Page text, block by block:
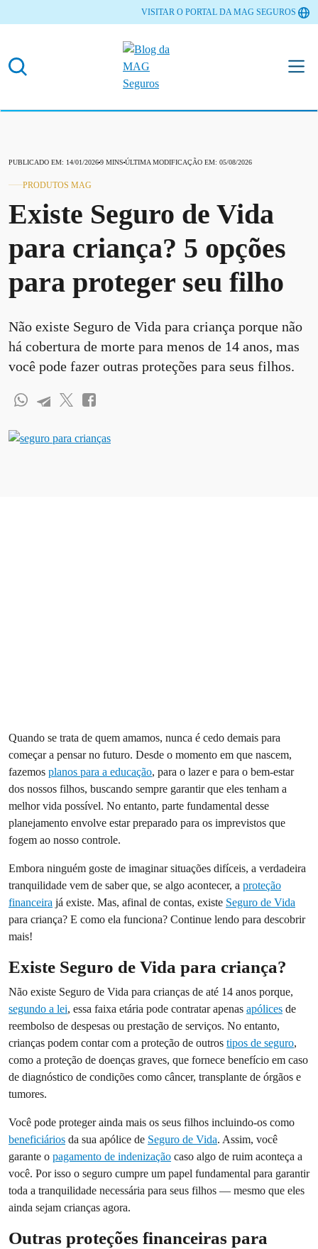
VISITAR O PORTAL DA MAG SEGUROS
PUBLICADO EM: 14/01/20269 MINS ÚLTIMA MODIFICAÇÃO EM: 05/08/2026
PRODUTOS MAG
Existe Seguro de Vida
para criança​? 5 opções
para proteger seu filho
Não existe Seguro de Vida para criança porque não
há cobertura de morte para menos de 14 anos, mas
você pode fazer outras proteções para seus filhos.
Quando se trata de quem amamos, nunca é cedo demais para
começar a pensar no futuro. Desde o momento em que nascem,
fazemos planos para a educação, para o lazer e para o bem-estar
dos nossos filhos, buscando sempre garantir que eles tenham a
melhor vida possível. No entanto, parte fundamental desse
planejamento envolve estar preparado para os imprevistos que
fogem ao nosso controle.
Embora ninguém goste de imaginar situações difíceis, a verdadeira
tranquilidade vem de saber que, se algo acontecer, a proteção
financeira já existe. Mas, afinal de contas, existe Seguro de Vida
para criança? E como ela funciona? Continue lendo para descobrir
mais!
Existe Seguro de Vida para criança?
Não existe Seguro de Vida para crianças de até 14 anos porque,
segundo a lei, essa faixa etária pode contratar apenas apólices de
reembolso de despesas ou prestação de serviços. No entanto,
crianças podem contar com a proteção de outros tipos de seguro,
como a proteção de doenças graves, que fornece benefício em caso
de diagnóstico de condições como câncer, transplante de órgãos e
tumores.
Você pode proteger ainda mais os seus filhos incluindo-os como
beneficiários da sua apólice de Seguro de Vida. Assim, você
garante o pagamento de indenização caso algo de ruim aconteça a
você. Por isso o seguro cumpre um papel fundamental para garantir
toda a tranquilidade necessária para seus filhos — mesmo que eles
ainda sejam crianças agora.
Outras proteções financeiras para